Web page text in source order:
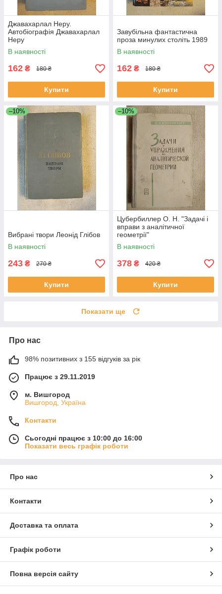
Джавахарлал Неру.
Автобіографія Джавахарлал
Неру
В наявності
162 ₴ 180 ₴
Купити
Завубільна фантастична
проза минулих століть 1989
В наявності
162 ₴ 180 ₴
Купити
–10%
Вибрані твори Леонід Глібов
В наявності
243 ₴ 270 ₴
Купити
–10%
Цубербиллер О. Н. "Задачі і
вправи з аналітичної
геометрії"
В наявності
378 ₴ 420 ₴
Купити
Показати ще
Про нас
98% позитивних з 155 відгуків за рік
Працює з 29.11.2019
м. Вишгород
Вишгород, Україна
Контакти
Сьогодні працює з 10:00 до 16:00
Показати весь графік роботи
Про нас
Контакти
Доставка та оплата
Графік роботи
Повна версія сайту